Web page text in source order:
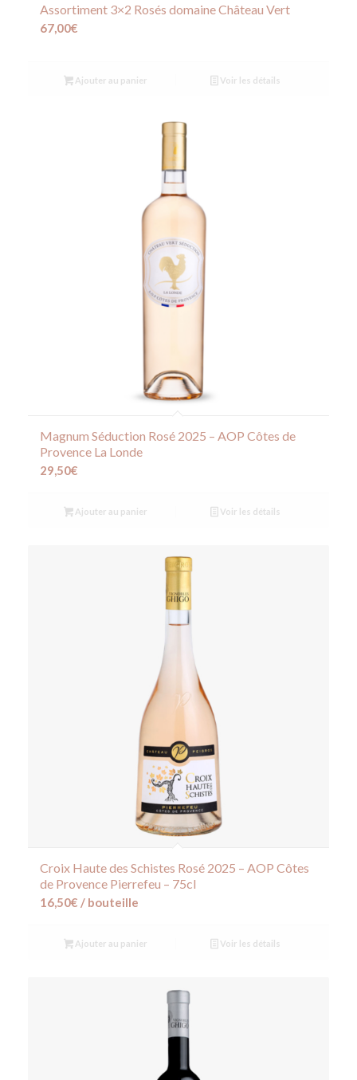
Assortiment 3×2 Rosés domaine Château Vert
67,00€
Ajouter au panier Voir les détails
Magnum Séduction Rosé 2025 – AOP Côtes de
Provence La Londe
29,50€
Ajouter au panier Voir les détails
Croix Haute des Schistes Rosé 2025 – AOP Côtes
de Provence Pierrefeu – 75cl
16,50€ / bouteille
Ajouter au panier Voir les détails